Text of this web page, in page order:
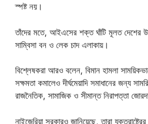
স্পষ্ট নয়।
তাঁদের মতে, আইএসের শক্ত ঘাঁটি মূলত দেশের
সাম্বিসা বন ও লেক চাদ এলাকায়।
বিশ্লেষকরা আরও বলেন, বিমান হামলা
সক্ষমতা কমালেও দীর্ঘমেয়াদি সমাধানের জন্য
রাজনৈতিক, সামাজিক ও সীমান্ত নিরাপত্তা
নাইজেরিয়া সরকারও জানিয়েছে, তারা